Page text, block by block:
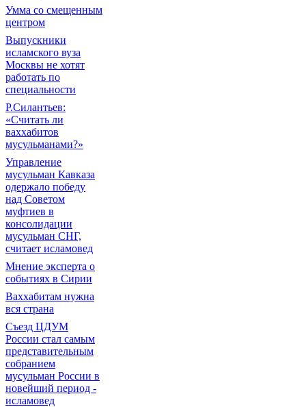
Умма со смещенным
центром
Выпускники
исламского вуза
Москвы не хотят
работать по
специальности
Р.Силантьев:
«Считать ли
ваххабитов
мусульманами?»
Управление
мусульман Кавказа
одержало победу
над Советом
муфтиев в
консолидации
мусульман СНГ,
считает исламовед
Мнение эксперта о
событиях в Сирии
Ваххабитам нужна
вся страна
Съезд ЦДУМ
России стал самым
представительным
собранием
мусульман России в
новейший период -
исламовед